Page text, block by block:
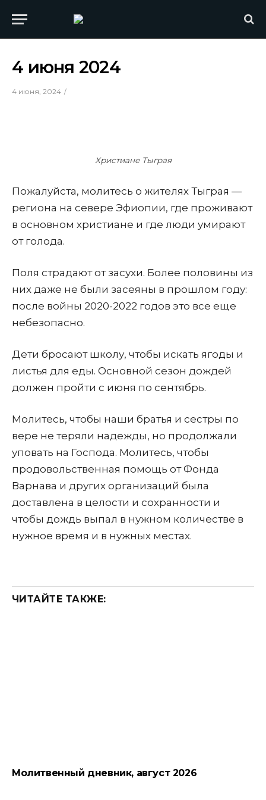
4 июня 2024
4 июня, 2024
Христиане Тыграя
Пожалуйста, молитесь о жителях Тыграя —
региона на севере Эфиопии, где проживают
в основном христиане и где люди умирают
от голода.
Поля страдают от засухи. Более половины из
них даже не были засеяны в прошлом году:
после войны 2020-2022 годов это все еще
небезопасно.
Дети бросают школу, чтобы искать ягоды и
листья для еды. Основной сезон дождей
должен пройти с июня по сентябрь.
Молитесь, чтобы наши братья и сестры по
вере не теряли надежды, но продолжали
уповать на Господа. Молитесь, чтобы
продовольственная помощь от Фонда
Варнава и других организаций была
доставлена в целости и сохранности и
чтобы дождь выпал в нужном количестве в
нужное время и в нужных местах.
ЧИТАЙТЕ ТАКЖЕ:
Молитвенный дневник, август 2026